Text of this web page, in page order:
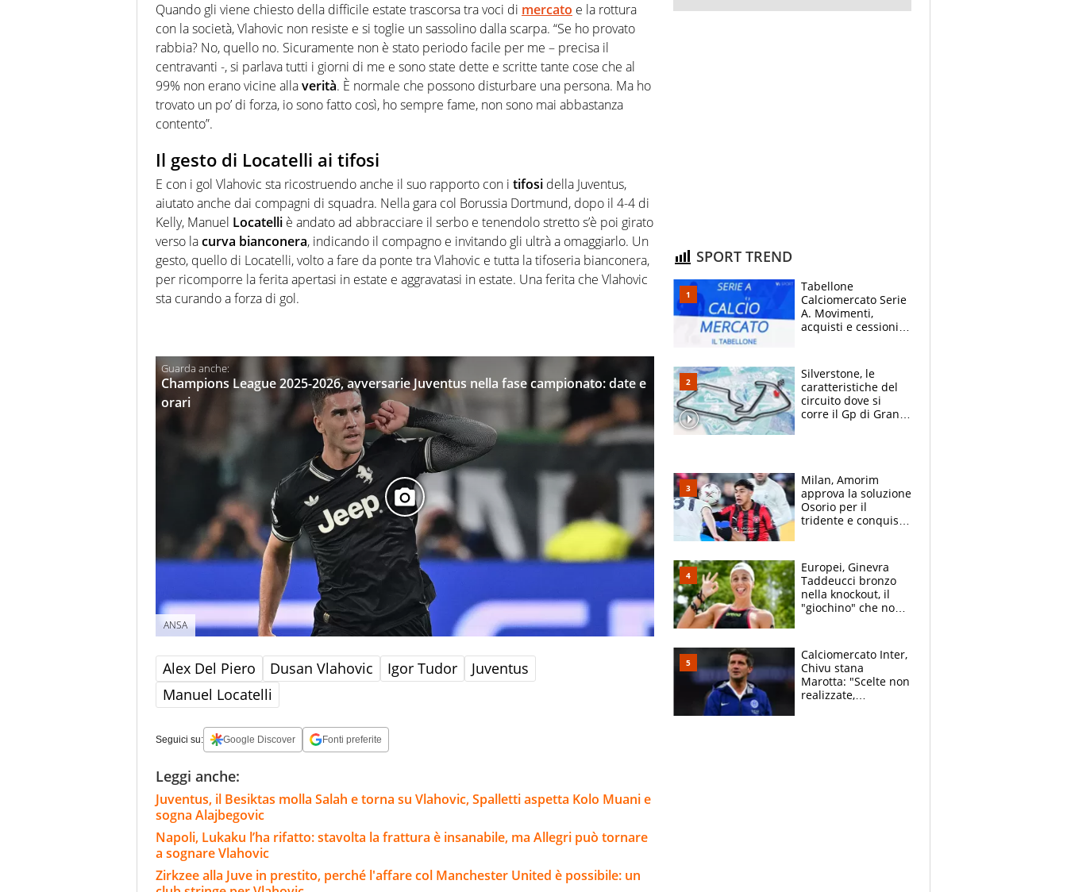
Quando gli viene chiesto della difficile estate trascorsa tra voci di mercato e la rottura
con la società, Vlahovic non resiste e si toglie un sassolino dalla scarpa. “Se ho provato
rabbia? No, quello no. Sicuramente non è stato periodo facile per me – precisa il
centravanti -, si parlava tutti i giorni di me e sono state dette e scritte tante cose che al
99% non erano vicine allaverità. È normale che possono disturbare una persona. Ma ho
trovato un po’ di forza, io sono fatto così, ho sempre fame, non sono mai abbastanza
contento”.
Il gesto di Locatelli ai tifosi
E con i gol Vlahovic sta ricostruendo anche il suo rapporto con i tifosi della Juventus,
aiutato anche dai compagni di squadra. Nella gara col Borussia Dortmund, dopo il 4-4 di
Kelly, Manuel Locatelli è andato ad abbracciare il serbo e tenendolo stretto s’è poi girato
verso lacurva bianconera, indicando il compagno e invitando gli ultrà a omaggiarlo. Un
gesto, quello di Locatelli, volto a fare da ponte tra Vlahovic e tutta la tifoseria bianconera,
per ricomporre la ferita apertasi in estate e aggravatasi in estate. Una ferita che Vlahovic
sta curando a forza di gol.
Champions League 2025-2026, avversarie Juventus nella fase campionato: date e
orari
ANSA
Alex Del Piero Dusan Vlahovic Igor Tudor
Juventus
Manuel Locatelli
Seguici su: Google Discover Fonti preferite
Leggi anche:
Juventus, il Besiktas molla Salah e torna su Vlahovic, Spalletti aspetta Kolo Muani e
sogna Alajbegovic
Napoli, Lukaku l’ha rifatto: stavolta la frattura è insanabile, ma Allegri può tornare
a sognare Vlahovic
Zirkzee alla Juve in prestito, perché l'affare col Manchester United è possibile: un
SPORT TREND
Tabellone
Calciomercato Serie
A. Movimenti,
acquisti e cessioni:
Silverstone, le
caratteristiche del
circuito dove si
corre il Gp di Gran
Milan, Amorim
approva la soluzione
Osorio per il
tridente e conquista
Allegri
Europei, Ginevra
Taddeucci bronzo
nella knockout, il
"giochino" che non
Calciomercato Inter,
Chivu stana
Marotta: "Scelte non
realizzate,